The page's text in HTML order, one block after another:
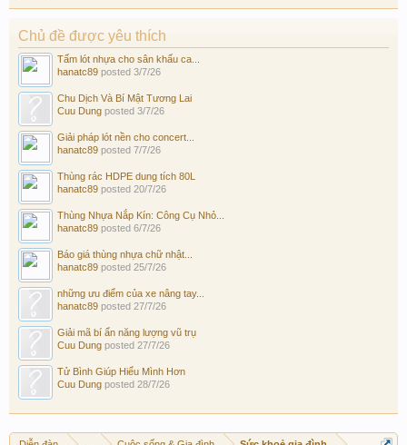
Chủ đề được yêu thích
Tấm lót nhựa cho sân khấu ca...
hanatc89 posted 3/7/26
Chu Dịch Và Bí Mật Tương Lai
Cuu Dung posted 3/7/26
Giải pháp lót nền cho concert...
hanatc89 posted 7/7/26
Thùng rác HDPE dung tích 80L
hanatc89 posted 20/7/26
Thùng Nhựa Nắp Kín: Công Cụ Nhỏ...
hanatc89 posted 6/7/26
Báo giá thùng nhựa chữ nhật...
hanatc89 posted 25/7/26
những ưu điểm của xe nâng tay...
hanatc89 posted 27/7/26
Giải mã bí ẩn năng lượng vũ trụ
Cuu Dung posted 27/7/26
Tử Bình Giúp Hiểu Mình Hơn
Cuu Dung posted 28/7/26